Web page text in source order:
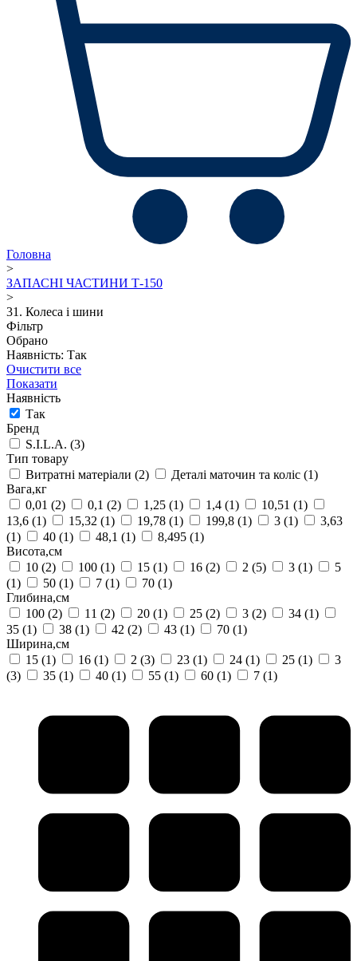
Головна
>
ЗАПАСНІ ЧАСТИНИ Т-150
>
31. Колеса і шини
Фільтр
Обрано
Наявність: Так
Очистити все
Показати
Наявність
Так
Бренд
S.I.L.A. (3)
Тип товару
Витратні матеріали (2) Деталі маточин та коліс (1)
Вага,кг
0,01 (2) 0,1 (2) 1,25 (1) 1,4 (1) 10,51 (1)
13,6 (1) 15,32 (1) 19,78 (1) 199,8 (1) 3 (1)
3,63
(1)
40 (1) 48,1 (1) 8,495 (1)
Висота,см
10 (2) 100 (1) 15 (1) 16 (2) 2 (5) 3 (1)
5
(1)
50 (1) 7 (1) 70 (1)
Глибина,см
100 (2) 11 (2) 20 (1) 25 (2) 3 (2) 34 (1)
35 (1) 38 (1) 42 (2) 43 (1) 70 (1)
Ширина,см
15 (1) 16 (1) 2 (3) 23 (1) 24 (1) 25 (1)
3
(3)
35 (1) 40 (1) 55 (1) 60 (1) 7 (1)